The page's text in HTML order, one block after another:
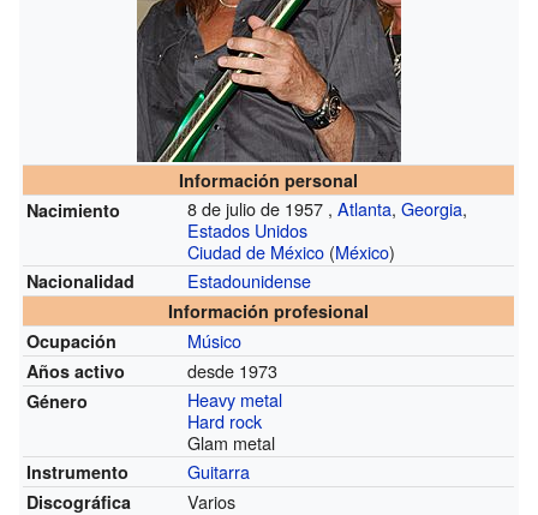
Información personal
Nacimiento
8 de julio de 1957 ,Atlanta,Georgia,
Estados Unidos
Ciudad de México (México)
Nacionalidad Estadounidense
Información profesional
Ocupación
Músico
Años activo desde 1973
Género
Heavy metal
Hard rock
Glam metal
Instrumento Guitarra
Discográfica Varios